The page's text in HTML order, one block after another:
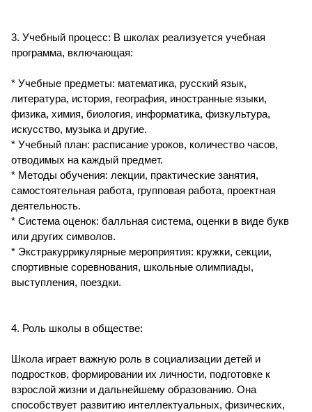
3. Учебный процесс: В школах реализуется учебная
программа, включающая:
* Учебные предметы: математика, русский язык,
литература, история, география, иностранные языки,
физика, химия, биология, информатика, физкультура,
искусство, музыка и другие.
* Учебный план: расписание уроков, количество часов,
отводимых на каждый предмет.
* Методы обучения: лекции, практические занятия,
самостоятельная работа, групповая работа, проектная
деятельность.
* Система оценок: балльная система, оценки в виде букв
или других символов.
* Экстракуррикулярные мероприятия: кружки, секции,
спортивные соревнования, школьные олимпиады,
выступления, поездки.
4. Роль школы в обществе:
Школа играет важную роль в социализации детей и
подростков, формировании их личности, подготовке к
взрослой жизни и дальнейшему образованию. Она
способствует развитию интеллектуальных, физических,